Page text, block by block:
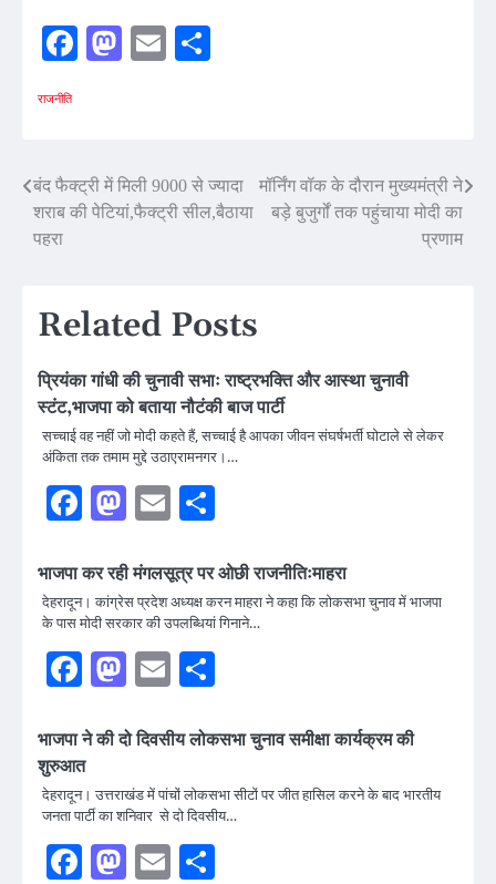
Facebook
Mastodon
Email
राजनीति
Post
navigation
बंद फैक्ट्री में मिली 9000 से ज्यादा
शराब की पेटियां,फैक्ट्री सील,बैठाया
पहरा
मॉर्निंग वॉक के दौरान मुख्यमंत्री ने
बड़े बुजुर्गों तक पहुंचाया मोदी का
प्रणाम
Related Posts
प्रियंका गांधी की चुनावी सभाः राष्ट्रभक्ति और आस्था चुनावी
स्टंट,भाजपा को बताया नौटंकी बाज पार्टी
सच्चाई वह नहीं जो मोदी कहते हैं, सच्चाई है आपका जीवन संघर्षभर्ती घोटाले से लेकर
अंकिता तक तमाम मुद्दे उठाएरामनगर।…
Facebook
Mastodon
Email
भाजपा कर रही मंगलसूत्र पर ओछी राजनीतिःमाहरा
देहरादून। कांग्रेस प्रदेश अध्यक्ष करन माहरा ने कहा कि लोकसभा चुनाव में भाजपा
के पास मोदी सरकार की उपलब्धियां गिनाने…
Facebook
Mastodon
Email
भाजपा ने की दो दिवसीय लोकसभा चुनाव समीक्षा कार्यक्रम की
शुरुआत
देहरादून। उत्तराखंड में पांचों लोकसभा सीटों पर जीत हासिल करने के बाद भारतीय
जनता पार्टी का शनिवार से दो दिवसीय…
Facebook
Mastodon
Email